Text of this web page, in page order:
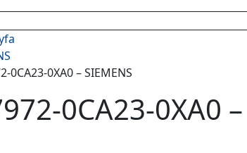
0CA23-0XA0 – SIEMENS
0CA23-0XA0